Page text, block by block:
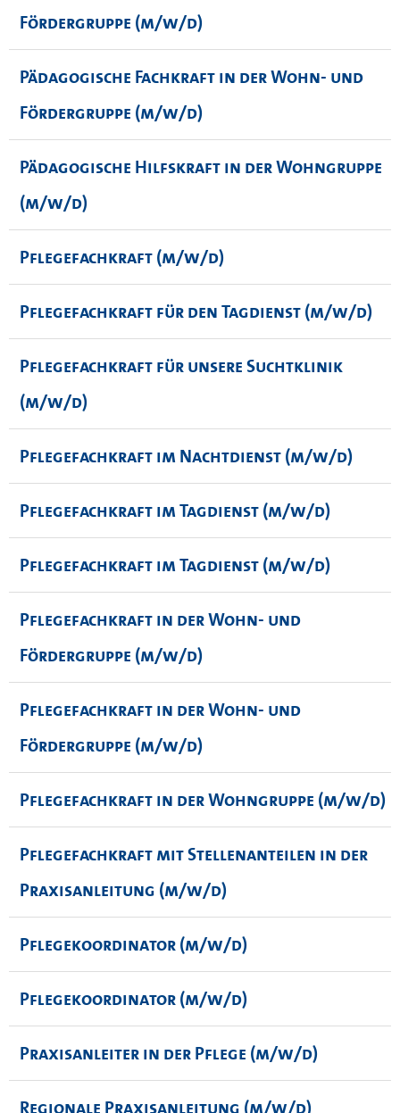
Fördergruppe (m/w/d)
Pädagogische Fachkraft in der Wohn- und
Fördergruppe (m/w/d)
Pädagogische Hilfskraft in der Wohngruppe
(m/w/d)
Pflegefachkraft (m/w/d)
Pflegefachkraft für den Tagdienst (m/w/d)
Pflegefachkraft für unsere Suchtklinik
(m/w/d)
Pflegefachkraft im Nachtdienst (m/w/d)
Pflegefachkraft im Tagdienst (m/w/d)
Pflegefachkraft im Tagdienst (m/w/d)
Pflegefachkraft in der Wohn- und
Fördergruppe (m/w/d)
Pflegefachkraft in der Wohn- und
Fördergruppe (m/w/d)
Pflegefachkraft in der Wohngruppe (m/w/d)
Pflegefachkraft mit Stellenanteilen in der
Praxisanleitung (m/w/d)
Pflegekoordinator (m/w/d)
Pflegekoordinator (m/w/d)
Praxisanleiter in der Pflege (m/w/d)
Regionale Praxisanleitung (m/w/d)